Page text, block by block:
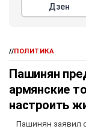
Дзен
//ПОЛИТИКА
Пашинян
армянские
настроить
Пашинян заявил